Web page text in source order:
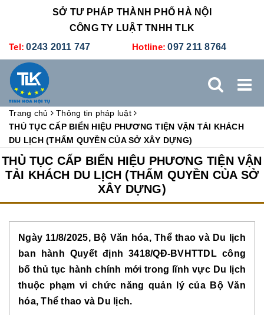
SỞ TƯ PHÁP THÀNH PHỐ HÀ NỘI
CÔNG TY LUẬT TNHH TLK
Tel: 0243 2011 747 Hotline: 097 211 8764
TRANG CHỦ GIỚI THIỆU DỊCH VỤ PHÁP LÝ
DỊCH VỤ KẾ TOÁN - THUẾ XÚC TIẾN THƯƠNG MẠI
ĐÀO TẠO TUYỂN DỤNG
Trang chủ
Thông tin pháp luật
THỦ TỤC CẤP BIỂN HIỆU PHƯƠNG TIỆN VẬN TẢI KHÁCH
DU LỊCH (THẨM QUYỀN CỦA SỞ XÂY DỰNG)
THỦ TỤC CẤP BIỂN HIỆU PHƯƠNG TIỆN VẬN
TẢI KHÁCH DU LỊCH (THẨM QUYỀN CỦA SỞ
XÂY DỰNG)
Ngày 11/8/2025, Bộ Văn hóa, Thể thao và Du lịch
ban hành Quyết định 3418/QĐ-BVHTTDL công
bố thủ tục hành chính mới trong lĩnh vực Du lịch
thuộc phạm vi chức năng quản lý của Bộ Văn
hóa, Thể thao và Du lịch.